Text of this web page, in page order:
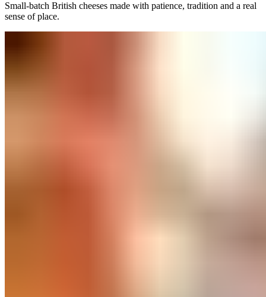
Small-batch British cheeses made with patience, tradition and a real
sense of place. ​​​​‌ ‍ ​‍​‍‌‍ ‌ ​‍‌‍‍‌‌‍‌ ‌‍‍‌‌‍ ‍​‍​‍​ ‍‍​‍​‍‌ ​ ‌‍​‌‌‍ ‍‌‍‍‌‌ ‌​‌ ‍‌​‍ ‍‌‍‍‌‌‍ ​‍​‍​‍ ​​‍​‍‌‍‍​‌ ​‍‌‍‌‌‌‍‌‍​‍​‍​ ‍‍​‍​‍‌‍‍​‌ ‌​‌ ‌​‌ ​​‌ ​ ​ ‍‍​‍ ​‍ ‌‍ ​​‍ ‌‌‍​‌‌‍ ‍‌‍‌​​‍ ‌‌ ​‍​‍ ‌‌‍‍​‌‍ ‌ ‌​‌‍‌‌‌‍ ​‌ ​ ​‍ ‌‌ ​ ‌ ‌​‌ ‌‌‌‍‌​‌‍‍‌‌‍ ​‍ ‍‌ ‌‍‌‍‌‌‌ ​‍‌‍​ ‌‍‌‌‌‍ ​​‍ ‍‌‍​‌‌ ​​‌ ​​​‍ ‌‍‍‌‌‍ ‍‌ ‌​‌‍‌‌‌‍ ‍‌ ‌​​‍ ‌‍‌‌‌‍‌​‌‍‍‌‌ ‌​​‍ ‌‍ ‌‌‍ ‌‍‌​‌‍‌‌​ ‌‌ ​​‌ ​‍‌‍‌‌‌ ​ ‌‍‌‌‌‍ ‍‌ ‌​‌‍​‌‌ ‌​‌‍‍‌‌‍ ‌‍ ‍​ ‍ ‌‍‍‌‌‍‌​​ ‌‌‍​‍​ ‌‌‌‍‌‌​ ‌ ‌‍​‌​ ​​​ ‍​‌‍​‌​‍ ‌‌‍‌​​ ‍‌‌‍​ ​ ‌‌​‍ ‌​ ‌​‌‍‌‌​ ‍‌​ ‌ ​‍ ‌‌‍​‍​ ​‍​ ‌‌‌‍​‌​‍ ‌​ ​‍​ ‌‌​ ​‌​ ‍‌​ ​‌​ ​‍‌‍​ ​ ​‍‌‍​ ‌‍​‌‌‍‌‍‌‍‌‌​ ‍ ‌ ‌​‌ ‍‌‌ ​​‌‍‌‌​ ‌‌‍‍​‌‍ ‌ ‌​‌‍‌‌‌‍ ​‌‌​ ‌‍‍‌‌ ‌​‌‍‌‌‌‌​​‌‍​‌‌‍‌ ‌‍‌‌​ ‍ ‌ ​​‌‍​‌‌ ‌​‌‍‍​​ ‌‌ ​​‌‍​‌‌‍‌ ‌‍‌‌‌​​‍‌ ‌‌‌‍‍‌‌‍ ​‌‍‌​‌‍‌‌‌ ​‍​‍‌‌​ ‌‌‌​​‍‌‌ ‌‍‍ ‌‍‌‌‌ ‍‌​‍‌‌​ ​ ‌​‌​​‍‌‌​ ​ ‌​‌​​‍‌‌​ ​‍​ ​‍​ ​ ‌‍​‍‌‍​‍​ ​‌‌‍​ ‌‍‌‌​ ‌‌‌‍‌‍‌‍​‌‌‍​‌​ ‌‍​ ‌‍​‍‌‌​ ​‍​ ​‍​‍‌‌​ ‌‌‌​‌​​‍ ‍‌ ​ ‌‍‌‌‌‍​ ‌ ‌​‌‍‍‌‌‍ ‌‍ ‍‌ ​ ​‍‌‌​ ‌‌‌​​‍‌‌ ‌‍‍ ‌‍‌‌‌ ‍‌​‍‌‌​ ​ ‌​‌​​‍‌‌​ ​ ‌​‌​​‍‌‌​ ​‍​ ​‍‌‍​ ​ ​ ‌‍​‍​ ‌ ‌‍‌‌​ ​​​ ​​‌‍‌​​ ‌ ​ ‍‌​ ‌ ‌‍​‌​‍‌‌​ ​‍​ ​‍​‍‌‌​ ‌‌‌​‌​​‍ ‍‌ ​ ‌‍‌‌‌‍​ ‌ ‌​‌‍‍‌‌‍ ‌‍ ‍‌​​ ‌‍ ‌‍ ‍‌ ‌​‌‍‌‌‌‍ ‍‌ ‌​​‍‌‌​ ‌‌‌​​‍‌‌ ‌‍‍ ‌‍‌‌‌ ‍‌​‍‌‌​ ​ ‌​‌​​‍‌‌​ ​ ‌​‌​​‍‌‌​ ​‍​ ​‍​ ‌‌​ ​‌​ ​​​ ‌‌‌‍​‍‌‍​‍​ ​‌​ ​‌‌‍​‌‌‍‌‌​ ‌ ‌‍‌‌​‍‌‌​ ​‍​ ​‍​‍‌‌​ ‌‌‌​‌​​‍ ‍‌‍‌‌‌ ‍​‌‍​ ‌‍‌‌‌ ​‍‌ ​​‌ ‌​​ ‌‍​‍‌‍​‌‌ ​ ‌‍‌‌‌‌‌‌‌ ​‍‌‍ ​​ ‌‌‍‍​‌ ‌​‌ ‌​‌ ​​‌ ​ ​‍‌‌​ ​ ‌​​‌​‍‌‌​ ​‍‌​‌‍​‍‌‌​ ​‍‌​‌‍‌‍ ​​‍ ‌‌‍​‌‌‍ ‍‌‍‌​​‍ ‌‌ ​‍​‍ ‌‌‍‍​‌‍ ‌ ‌​‌‍‌‌‌‍ ​‌ ​ ​‍ ‌‌ ​ ‌ ‌​‌ ‌‌‌‍‌​‌‍‍‌‌‍ ​‍ ‍‌ ‌‍‌‍‌‌‌ ​‍‌‍​ ‌‍‌‌‌‍ ​​‍ ‍‌‍​‌‌ ​​‌ ​​​‍‌‍‌‍‍‌‌‍‌​​ ‌‌‍​‍​ ‌‌‌‍‌‌​ ‌ ‌‍​‌​ ​​​ ‍​‌‍​‌​‍ ‌‌‍‌​​ ‍‌‌‍​ ​ ‌‌​‍ ‌​ ‌​‌‍‌‌​ ‍‌​ ‌ ​‍ ‌‌‍​‍​ ​‍​ ‌‌‌‍​‌​‍ ‌​ ​‍​ ‌‌​ ​‌​ ‍‌​ ​‌​ ​‍‌‍​ ​ ​‍‌‍​ ‌‍​‌‌‍‌‍‌‍‌‌​‍‌‍‌ ‌​‌ ‍‌‌ ​​‌‍‌‌​ ‌‌‍‍​‌‍ ‌ ‌​‌‍‌‌‌‍ ​‌‌​ ‌‍‍‌‌ ‌​‌‍‌‌‌‌​​‌‍​‌‌‍‌ ‌‍‌‌​‍‌‍‌ ​​‌‍​‌‌ ‌​‌‍‍​​ ‌‌ ​​‌‍​‌‌‍‌ ‌‍‌‌‌​​‍‌ ‌‌‌‍‍‌‌‍ ​‌‍‌​‌‍‌‌‌ ​‍​‍‌‌​ ‌‌‌​​‍‌‌ ‌‍‍ ‌‍‌‌‌ ‍‌​‍‌‌​ ​ ‌​‌​​‍‌‌​ ​ ‌​‌​​‍‌‌​ ​‍​ ​‍​ ​ ‌‍​‍‌‍​‍​ ​‌‌‍​ ‌‍‌‌​ ‌‌‌‍‌‍‌‍​‌‌‍​‌​ ‌‍​ ‌‍​‍‌‌​ ​‍​ ​‍​‍‌‌​ ‌‌‌​‌​​‍ ‍‌ ​ ‌‍‌‌‌‍​ ‌ ‌​‌‍‍‌‌‍ ‌‍ ‍‌ ​ ​‍‌‌​ ‌‌‌​​‍‌‌ ‌‍‍ ‌‍‌‌‌ ‍‌​‍‌‌​ ​ ‌​‌​​‍‌‌​ ​ ‌​‌​​‍‌‌​ ​‍​ ​‍‌‍​ ​ ​ ‌‍​‍​ ‌ ‌‍‌‌​ ​​​ ​​‌‍‌​​ ‌ ​ ‍‌​ ‌ ‌‍​‌​‍‌‌​ ​‍​ ​‍​‍‌‌​ ‌‌‌​‌​​‍ ‍‌ ​ ‌‍‌‌‌‍​ ‌ ‌​‌‍‍‌‌‍ ‌‍ ‍‌​​ ‌‍ ‌‍ ‍‌ ‌​‌‍‌‌‌‍ ‍‌ ‌​​‍‌‌​ ‌‌‌​​‍‌‌ ‌‍‍ ‌‍‌‌‌ ‍‌​‍‌‌​ ​ ‌​‌​​‍‌‌​ ​ ‌​‌​​‍‌‌​ ​‍​ ​‍​ ‌‌​ ​‌​ ​​​ ‌‌‌‍​‍‌‍​‍​ ​‌​ ​‌‌‍​‌‌‍‌‌​ ‌ ‌‍‌‌​‍‌‌​ ​‍​ ​‍​‍‌‌​ ‌‌‌​‌​​‍ ‍‌‍‌‌‌ ‍​‌‍​ ‌‍‌‌‌ ​‍‌ ​​‌ ‌​​‍‌‍‌ ​​‌‍‌‌‌ ​‍‌ ​ ‌ ​​‌‍‌‌‌‍​ ‌ ‌​‌‍‍‌‌ ‌‍‌‍‌‌​ ‌‌ ​​‌ ‌‌‌‍​‍‌‍ ​‌‍‍‌‌ ​ ‌‍‍​‌‍‌‌‌‍‌​​‍​‍‌ ‌